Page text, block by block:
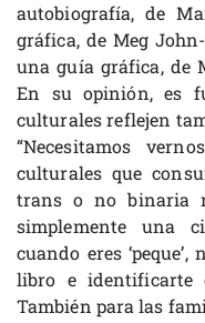
autobiografía, de
gráfica, de Meg
una guía gráfica, de
En su opinión, es
culturales reflejen
“Necesitamos
culturales que
trans o no binaria
simplemente una
cuando eres
libro e identificarte
También para las